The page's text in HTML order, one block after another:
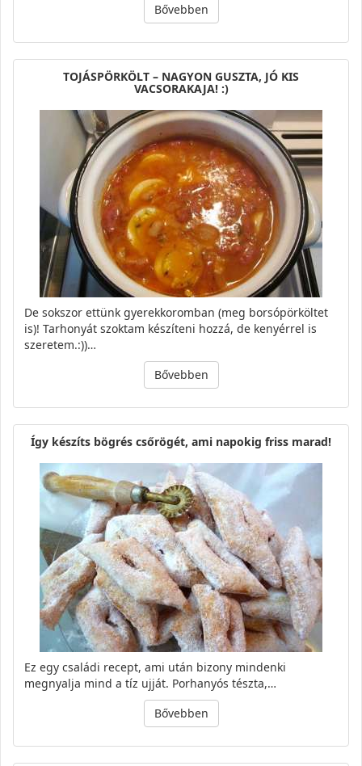
Bővebben
TOJÁSPÖRKÖLT – NAGYON GUSZTA, JÓ KIS
VACSORAKAJA! :)
De sokszor ettünk gyerekkoromban (meg borsópörköltet
is)! Tarhonyát szoktam készíteni hozzá, de kenyérrel is
szeretem.:))…
Bővebben
Így készíts bögrés csőrögét, ami napokig friss marad!
Ez egy családi recept, ami után bizony mindenki
megnyalja mind a tíz ujját. Porhanyós tészta,…
Bővebben